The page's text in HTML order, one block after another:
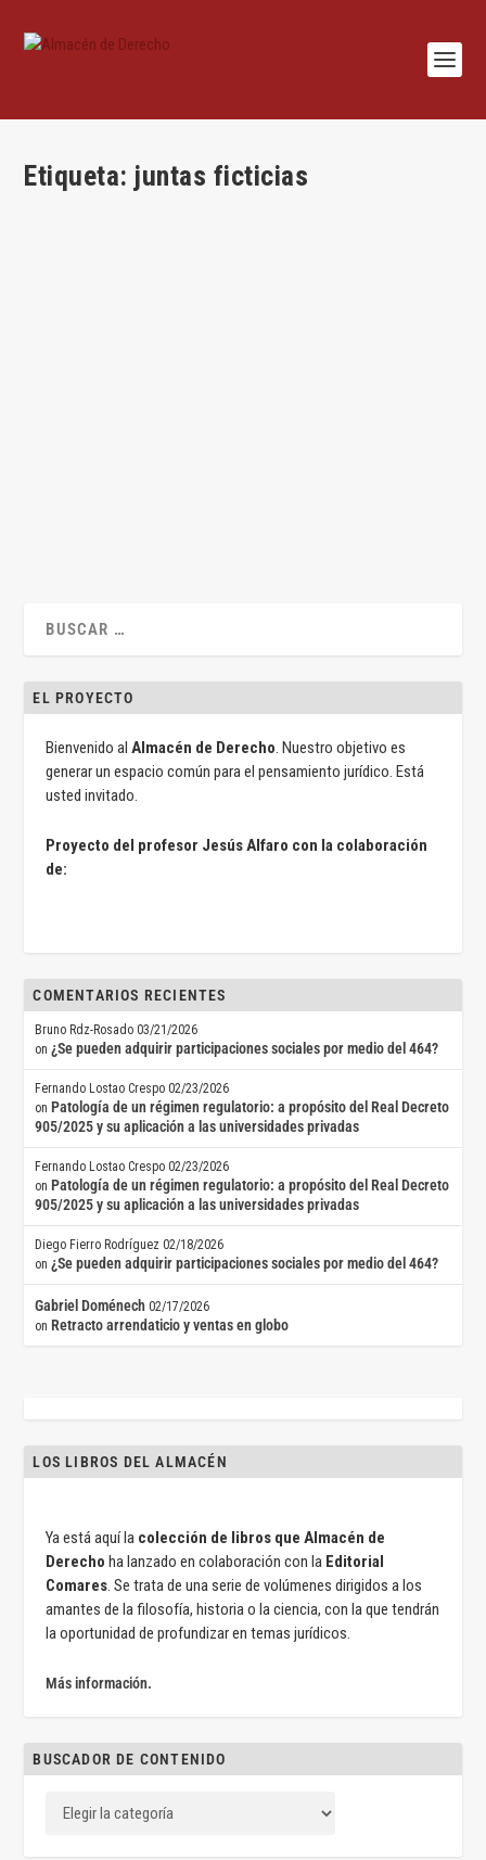
Etiqueta: juntas ficticias
EL PROYECTO
Bienvenido alAlmacén de Derecho. Nuestro objetivo es
generar un espacio común para el pensamiento jurídico. Está
usted invitado.
Proyecto del profesor Jesús Alfaro con la colaboración
de:
COMENTARIOS RECIENTES
Bruno Rdz-Rosado 03/21/2026
on¿Se pueden adquirir participaciones sociales por medio del 464?
Fernando Lostao Crespo 02/23/2026
on Patología de un régimen regulatorio: a propósito del Real Decreto
905/2025 y su aplicación a las universidades privadas
Fernando Lostao Crespo 02/23/2026
on Patología de un régimen regulatorio: a propósito del Real Decreto
905/2025 y su aplicación a las universidades privadas
Diego Fierro Rodríguez 02/18/2026
on¿Se pueden adquirir participaciones sociales por medio del 464?
Gabriel Doménech 02/17/2026
on Retracto arrendaticio y ventas en globo
LOS LIBROS DEL ALMACÉN
Ya está aquí la colección de libros que Almacén de
Derecho ha lanzado en colaboración con la Editorial
Comares. Se trata de una serie de volúmenes dirigidos a los
amantes de la filosofía, historia o la ciencia, con la que tendrán
la oportunidad de profundizar en temas jurídicos.
Más información.
BUSCADOR DE CONTENIDO